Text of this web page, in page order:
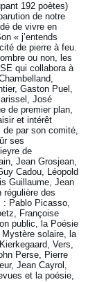
192 poètes)
de notre
de vivre en
« j’entends
de pierre à feu.
ou non, les
qui collabora à
Gaston Puel,
José
de premier plan,
et intérêt
de par son comité,
ses
de
Jean Grosjean,
Cadou, Léopold
Guillaume, Jean
régulière des
: Pablo Picasso,
Françoise
public, la Poésie
solaire, la
Vers,
Perse, Pierre
Jean Cayrol,
et la poésie,